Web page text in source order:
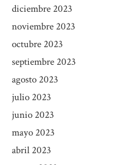
diciembre 2023
noviembre 2023
octubre 2023
septiembre 2023
agosto 2023
julio 2023
junio 2023
mayo 2023
abril 2023